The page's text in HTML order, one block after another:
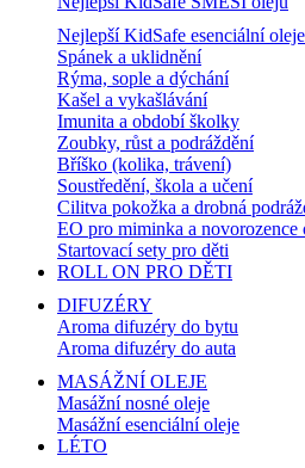
Nejlepší KidSafe esenciální
Spánek a uklidnění
Rýma, sople a dýchání
Kašel a vykašlávání
Imunita a období školky
Zoubky, růst a podráždění
Bříško (kolika, trávení)
Soustředění, škola a učení
Cilitva pokožka a drobná
EO pro miminka a novorozence
Startovací sety pro děti
ROLL ON PRO DĚTI
DIFUZÉRY
Aroma difuzéry do bytu
Aroma difuzéry do auta
MASÁŽNÍ OLEJE
Masážní nosné oleje
Masážní esenciální oleje
LÉTO